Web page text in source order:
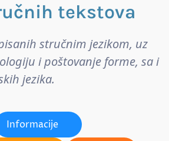
tekstova
stručnim jezikom, uz
i poštovanje forme, sa i
jezika.
Informacije